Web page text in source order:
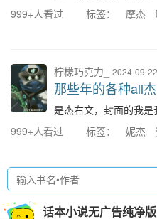
999+人看过
标签： 摩杰
柠檬巧克力_ 2024-09-22
那些年的各种all杰
是杰右文，封面的我是
999+人看过
标签： 妮杰
话本小说无广告纯净版